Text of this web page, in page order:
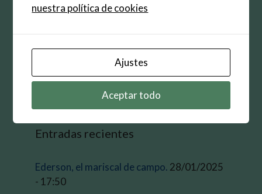
Entradas recientes
Ederson, el mariscal de campo. 28/01/2025
- 17:50
nuestra política de cookies
Ajustes
Aceptar todo